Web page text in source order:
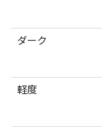
ダーク
軽度